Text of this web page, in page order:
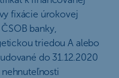
fixácie úrokovej
banky,
triedou A alebo
do 31.12.2020